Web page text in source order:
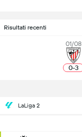
Risultati recenti
01/08
0-3
LaLiga 2